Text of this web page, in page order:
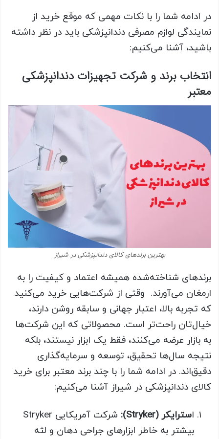
در ادامه شما را با نکات مهمی که موقع خرید از
نمایندگی لوازم مصرفی دندانپزشکی باید در نظر داشته
باشید، آشنا می‌کنیم:
انتخاب برند و شرکت تجهیزات دندانپزشکی
معتبر
بهترین برندهای کالای دندانپزشکی در شیراز
برندهای شناخته‌شده همیشه اعتماد و کیفیت را به
ارمغان می‌آورند. وقتی از شرکت‌هایی خرید می‌کنید
که تجربه‌ بالا، اعتبار جهانی و سابقه‌ روشن دارند،
خیال‌تان راحت‌تر است. محصولاتی که این شرکت‌ها
به بازار عرضه می‌کنند، فقط یک ابزار نیستند، بلکه
نتیجه‌ سال‌ها تحقیق، توسعه و سرمایه‌گذاری
دقیق‌اند. در ادامه شما را با چند برند معتبر برای خرید
کالای دندانپزشکی در شیراز آشنا می‌کنیم:
استرایکر (Stryker):
شرکت آمریکایی Stryker
بیشتر به خاطر ابزارهای جراحی دهان و لثه